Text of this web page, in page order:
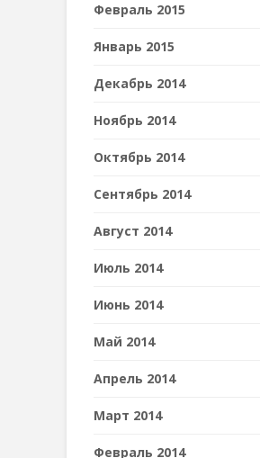
Февраль 2015
Январь 2015
Декабрь 2014
Ноябрь 2014
Октябрь 2014
Сентябрь 2014
Август 2014
Июль 2014
Июнь 2014
Май 2014
Апрель 2014
Март 2014
Февраль 2014